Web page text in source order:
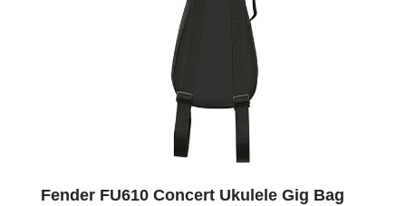
Fender FU610 Concert Ukulele Gig Bag